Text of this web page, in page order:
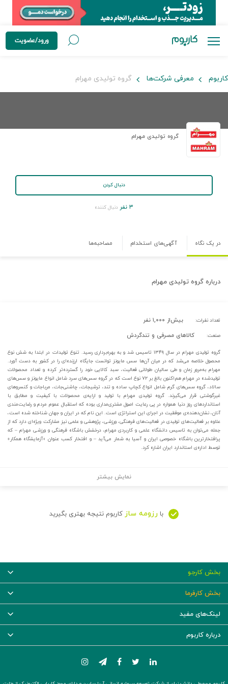
ورود/عضویت
کاربوم معرفی شرکت‌ها گروه تولیدی مهرام
گروه تولیدی مهرام
دنبال کردن
۳ نفر دنبال کننده
در یک نگاه آگهی‌های استخدام مصاحبه‌ها
درباره گروه تولیدی مهرام
تعداد نفرات: بیش‌از ۱,۰۰۰ نفر
صنعت: کالاهای مصرفی و تندگردش
گروه تولیدی مهرام در سال ۱۳۴۹ تاسیس شد و به بهره‌برداری رسید. تنوع تولیدات در ابتدا به شش نوع
محصول خلاصه می‌شد که در میان آن‌ها سس مایونز توانست جایگاه ارزنده‌ای را در کشور به دست آورد.
مهرام به‌مرور زمان و طی سالیان طولانی فعالیت، سبد کالایی خود را گسترده‌تر کرده و تعداد محصولات
تولیدشده در مهرام هم‌اکنون بالغ بر ۷۲ نوع است که در گروه سس‌های سرد شامل انواع مایونز و سس‌های
سالاد، گروه سس‌های گرم شامل انواع کچاپ ساده و تند، ترشیجات، چاشنی‌جات، مرباجات و کنسروهای
غیرگوشتی قرار می‌گیرند. گروه تولیدی مهرام با تولید و ارایه‌ی محصولات با کیفیت و مطابق با
استانداردهای روز دنیا همواره در پی رعایت اصول مشتری‌مداری بوده که استقبال عموم مردم و رضایت‌مندی
آنان، نشان‌دهنده‌ی موفقیت در اجرای این استراتژی است. این نام که در ایران و جهان شناخته شده است،
علاوه بر فعالیت‌های تولیدی در فعالیت‌های فرهنگی، ورزشی، پژوهشی و علمی نیز مشارکت ویژه‌ای دارد که از
جمله می‌توان به تاسیس دانشگاه علمی و کاربردی مهرام، درخشش باشگاه فرهنگی و ورزشی مهرام – که
پرافتخارترین باشگاه خصوصی ایران و آسیا به شمار می‌آید – و افتخار کسب عنوان «آزمایشگاه همکار»
توسط اداره‌ی استاندارد ایران اشاره کرد.
نمایش بیشتر
با رزومه ساز کاربوم نتیجه بهتری بگیرید
بخش کارجو
بخش کارفرما
لینک‌های مفید
درباره کاربوم